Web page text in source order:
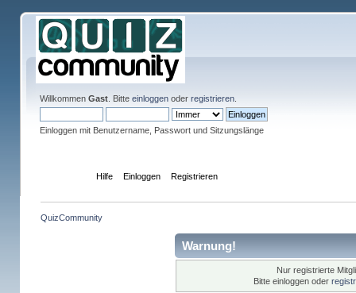
Willkommen Gast. Bitte einloggenoder registrieren.
Einloggen mit Benutzername, Passwort und Sitzungslänge
Hilfe Einloggen Registrieren
QuizCommunity
Warnung!
Nur registrierte
Bitte einloggen oder